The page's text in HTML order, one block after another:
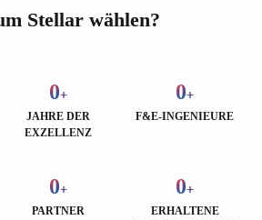
Stellar wählen?
0+
JAHRE DER
EXZELLENZ
0+
F&E-INGENIEURE
0+
PARTNER
0+
ERHALTENE